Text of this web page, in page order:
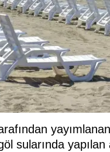
sularında